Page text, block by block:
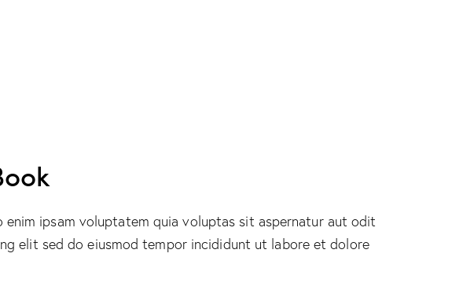
enim ipsam voluptatem quia voluptas sit aspernatur aut odit
elit sed do eiusmod tempor incididunt ut labore et dolore